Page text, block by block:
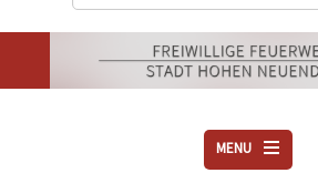
MENU